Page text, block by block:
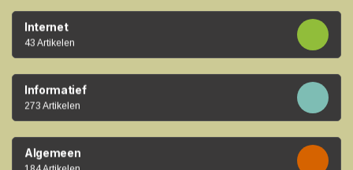
Internet
43 Artikelen
Informatief
273 Artikelen
Algemeen